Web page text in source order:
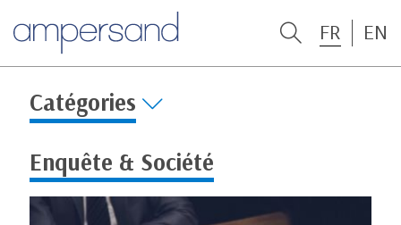
FR EN
Catégories
Enquête & Société